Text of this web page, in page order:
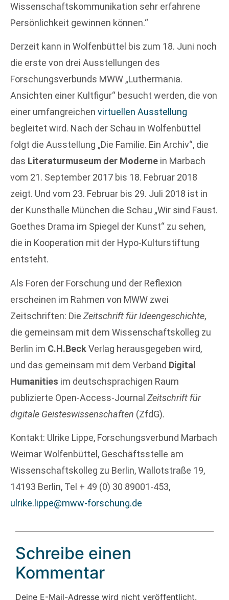
Wissenschaftskommunikation sehr erfahrene
Persönlichkeit gewinnen können.“
Derzeit kann in Wolfenbüttel bis zum 18. Juni noch
die erste von drei Ausstellungen des
Forschungsverbunds MWW „Luthermania.
Ansichten einer Kultfigur“ besucht werden, die von
einer umfangreichen virtuellen Ausstellung
begleitet wird. Nach der Schau in Wolfenbüttel
folgt die Ausstellung „Die Familie. Ein Archiv“, die
das Literaturmuseum der Moderne in Marbach
vom 21. September 2017 bis 18. Februar 2018
zeigt. Und vom 23. Februar bis 29. Juli 2018 ist in
der Kunsthalle München die Schau „Wir sind Faust.
Goethes Drama im Spiegel der Kunst“ zu sehen,
die in Kooperation mit der Hypo-Kulturstiftung
entsteht.
Als Foren der Forschung und der Reflexion
erscheinen im Rahmen von MWW zwei
Zeitschriften: Die Zeitschrift für Ideengeschichte,
die gemeinsam mit dem Wissenschaftskolleg zu
Berlin im C.H.BeckVerlag herausgegeben wird,
und das gemeinsam mit dem Verband Digital
Humanities im deutschsprachigen Raum
publizierte Open-Access-Journal Zeitschrift für
digitale Geisteswissenschaften (ZfdG).
Kontakt: Ulrike Lippe, Forschungsverbund Marbach
Weimar Wolfenbüttel, Geschäftsstelle am
Wissenschaftskolleg zu Berlin, Wallotstraße 19,
14193 Berlin, Tel + 49 (0) 30 89001-453,
ulrike.lippe@mww-forschung.de
Schreibe einen
Kommentar
Deine E-Mail-Adresse wird nicht veröffentlicht.